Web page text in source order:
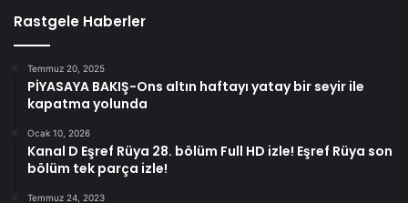
Rastgele Haberler
Temmuz 20, 2025
PİYASAYA BAKIŞ-Ons altın haftayı yatay bir seyir ile
kapatma yolunda
Ocak 10, 2026
Kanal D Eşref Rüya 28. bölüm Full HD izle! Eşref Rüya son
bölüm tek parça izle!
Temmuz 24, 2023